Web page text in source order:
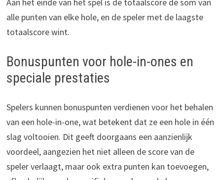
alle punten van elke hole, en de speler met de laagste
totaalscore wint.
Bonuspunten voor hole-in-ones en
speciale prestaties
Spelers kunnen bonuspunten verdienen voor het behalen
van een hole-in-one, wat betekent dat ze een hole in één
slag voltooien. Dit geeft doorgaans een aanzienlijk
voordeel, aangezien het niet alleen de score van de
speler verlaagt, maar ook extra punten kan toevoegen,